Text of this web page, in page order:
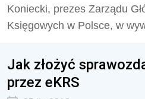
Koniecki, prezes Zarządu
Księgowych w Polsce, w
Jak złożyć
przez eKRS